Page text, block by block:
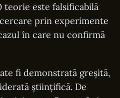
teorie este falsificabilă
prin experimente
în care nu confirmă
fi demonstrată greșită,
științifică. De